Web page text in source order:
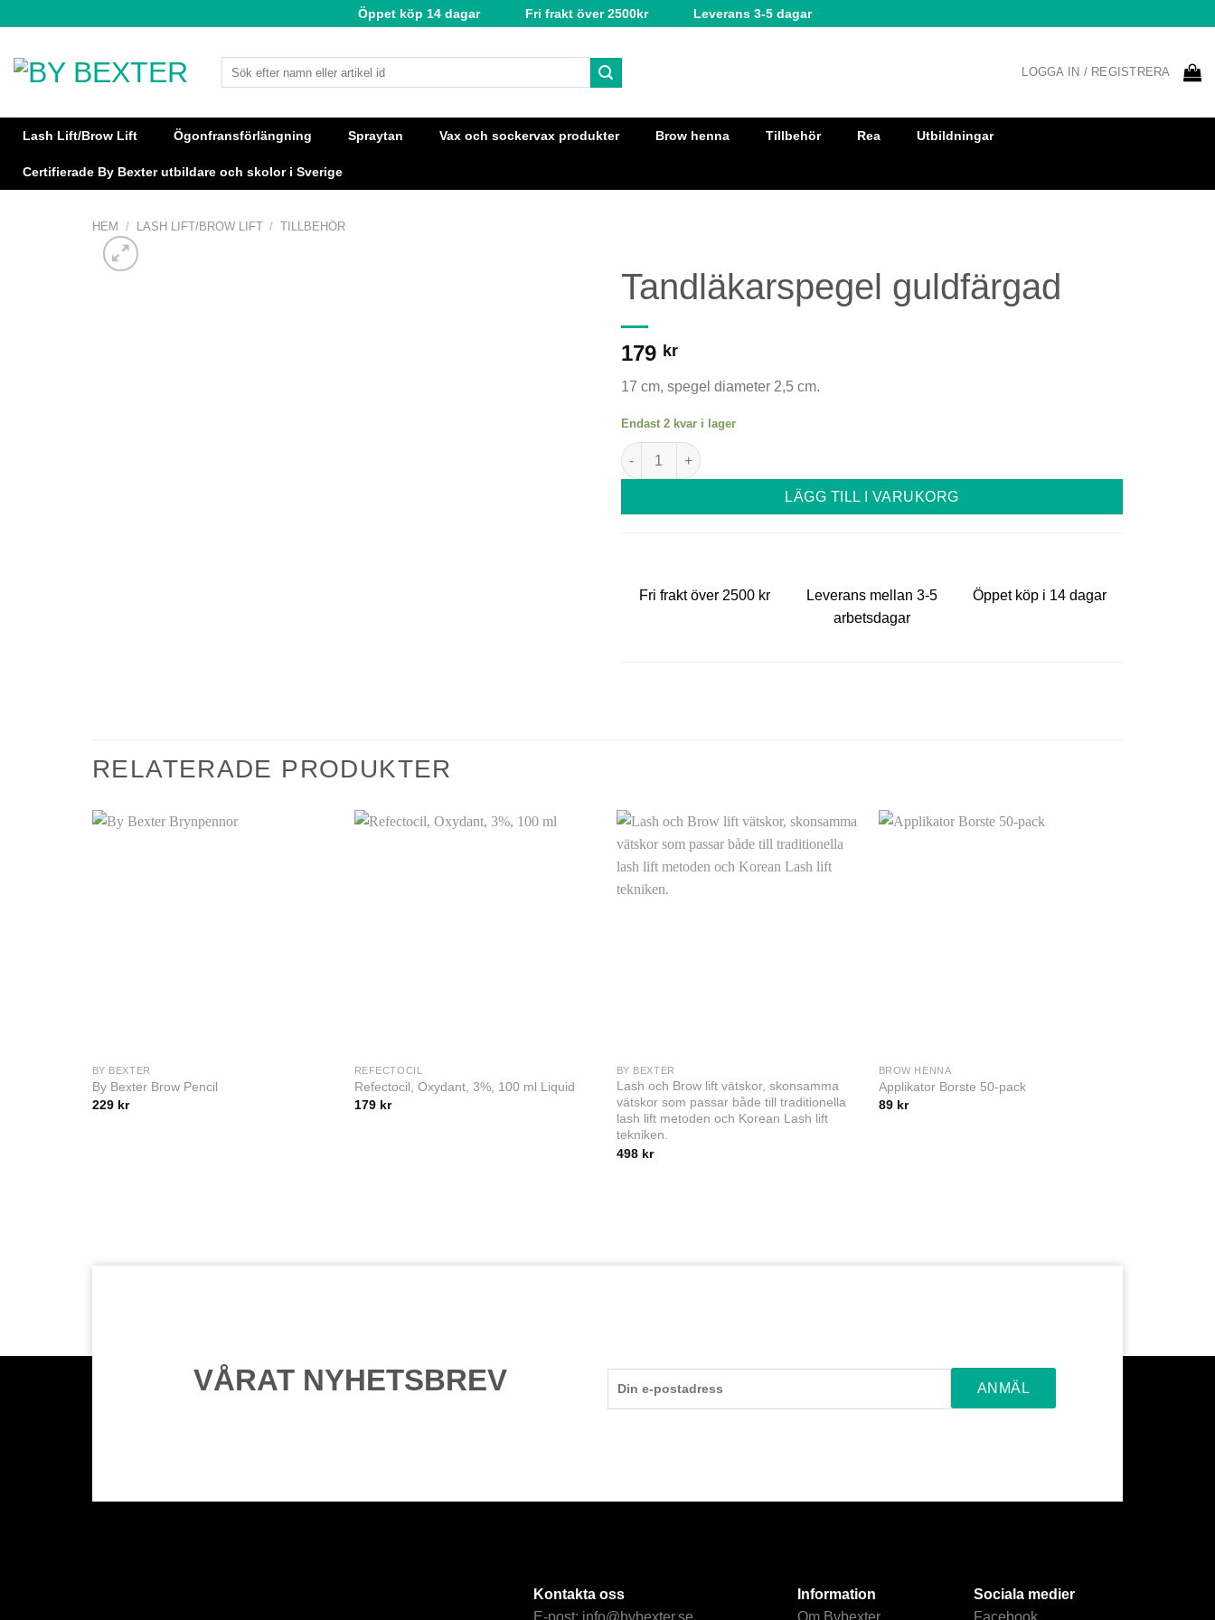
content
Öppet köp 14 dagar Fri frakt över 2500kr Leverans 3-5 dagar
LOGGA IN / REGISTRERA
Lash Lift/Brow Lift Ögonfransförlängning Spraytan Vax och sockervax produkter Brow henna Tillbehör Rea Utbildningar
Certifierade By Bexter utbildare och skolor i Sverige
HEM / LASH LIFT/BROW LIFT / TILLBEHÖR
Tandläkarspegel guldfärgad
179 kr
17 cm, spegel diameter 2,5 cm.
Endast 2 kvar i lager
Tandläkarspegel guldfärgad mängd
LÄGG TILL I VARUKORG
Fri frakt över 2500 kr
Leverans mellan 3-5
arbetsdagar
Öppet köp i 14 dagar
RELATERADE PRODUKTER
BY BEXTER
By Bexter Brow Pencil
229 kr
REFECTOCIL
Refectocil, Oxydant, 3%, 100 ml Liquid
179 kr
BY BEXTER
Lash och Brow lift vätskor, skonsamma
vätskor som passar både till traditionella
lash lift metoden och Korean Lash lift
tekniken.
498 kr
BROW HENNA
Applikator Borste 50-pack
89 kr
VÅRAT NYHETSBREV
Kontakta oss
Information
Sociala medier